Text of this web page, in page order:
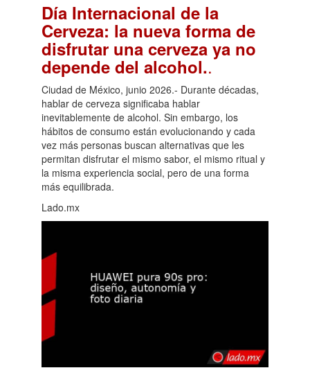
Día Internacional de la
Cerveza: la nueva forma de
disfrutar una cerveza ya no
depende del alcohol..
Ciudad de México, junio 2026.- Durante décadas,
hablar de cerveza significaba hablar
inevitablemente de alcohol. Sin embargo, los
hábitos de consumo están evolucionando y cada
vez más personas buscan alternativas que les
permitan disfrutar el mismo sabor, el mismo ritual y
la misma experiencia social, pero de una forma
más equilibrada.
Lado.mx